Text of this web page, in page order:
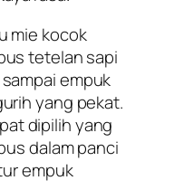
mie kocok
tetelan sapi
empuk
yang pekat.
dipilih yang
dalam panci
empuk